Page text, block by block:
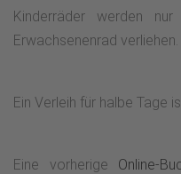
Kinderräder werden
Erwachsenenrad verliehen.
Ein Verleih für halbe Tage
Eine vorherige Online-